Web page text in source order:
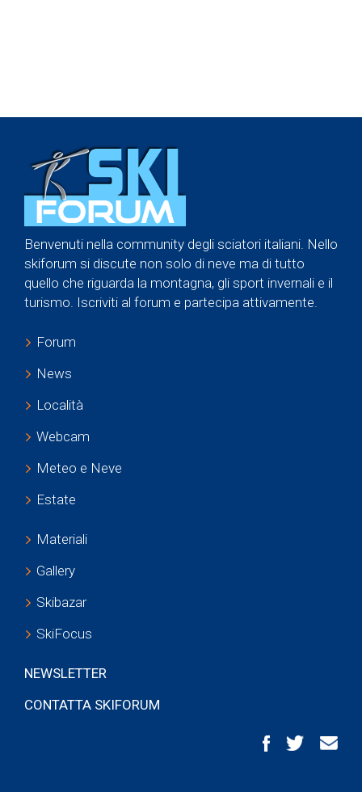
Benvenuti nella community degli sciatori italiani. Nello
skiforum si discute non solo di neve ma di tutto
quello che riguarda la montagna, gli sport invernali e il
turismo. Iscriviti al forum e partecipa attivamente.
Forum
News
Località
Webcam
Meteo e Neve
Estate
Materiali
Gallery
Skibazar
SkiFocus
NEWSLETTER
CONTATTA SKIFORUM